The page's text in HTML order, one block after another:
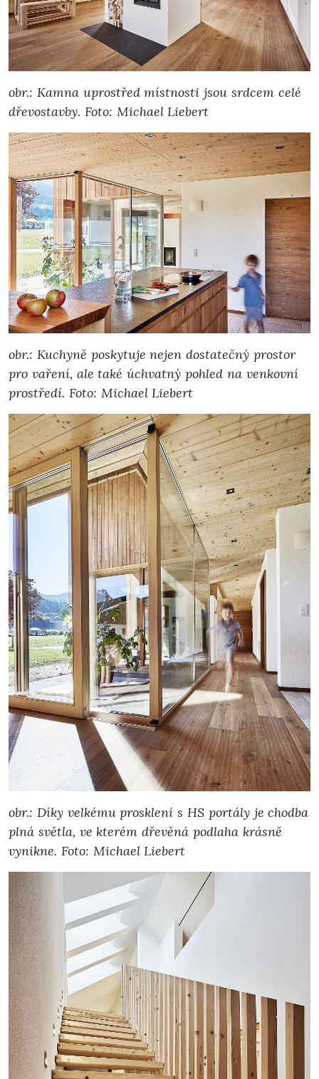
obr.: Kamna uprostřed místnosti jsou srdcem celé
dřevostavby. Foto: Michael Liebert
obr.: Kuchyně poskytuje nejen dostatečný prostor
pro vaření, ale také úchvatný pohled na venkovní
prostředí. Foto: Michael Liebert
obr.: Díky velkému prosklení s HS portály je chodba
plná světla, ve kterém dřevěná podlaha krásně
vynikne. Foto: Michael Liebert